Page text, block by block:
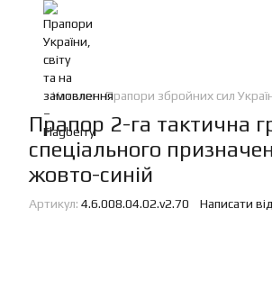
Каталог Прапори збройних сил
Прапор 2-га тактична
спеціального
жовто-синій
Артикул: 4.6.008.04.02.v2.70 Написати